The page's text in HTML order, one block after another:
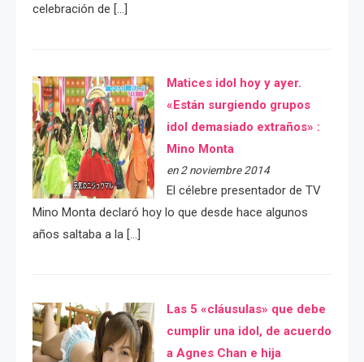
celebración de […]
Matices idol hoy y ayer.
«Están surgiendo grupos
idol demasiado extraños» :
Mino Monta
en 2 noviembre 2014
El célebre presentador de TV
Mino Monta declaró hoy lo que desde hace algunos
años saltaba a la […]
Las 5 «cláusulas» que debe
cumplir una idol, de acuerdo
a Agnes Chan e hija